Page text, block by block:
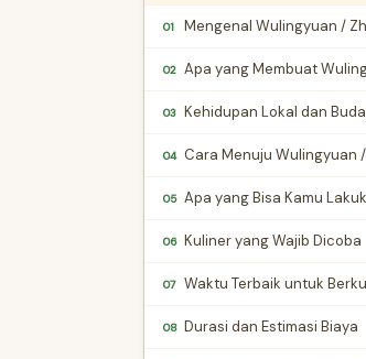
01 Mengenal Wulingyuan /
02 Apa yang Membuat
03 Kehidupan Lokal dan
04 Cara Menuju Wulingyuan
05 Apa yang Bisa Kamu
06 Kuliner yang Wajib Dicoba
07 Waktu Terbaik untuk
08 Durasi dan Estimasi Biaya